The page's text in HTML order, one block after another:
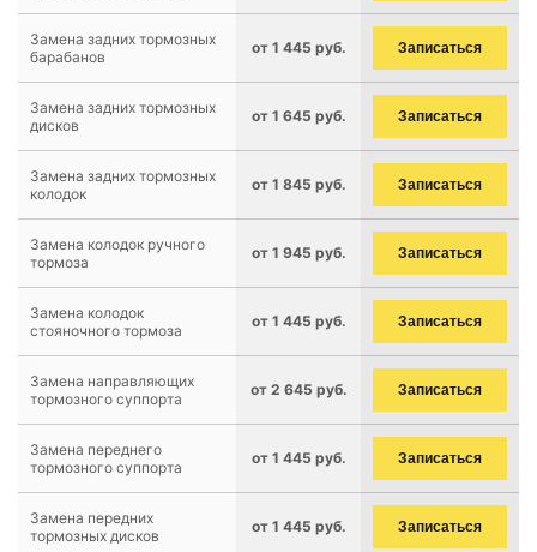
Замена задних тормозных
барабанов
от 1 445 руб. Записаться
Замена задних тормозных
дисков
от 1 645 руб. Записаться
Замена задних тормозных
колодок
от 1 845 руб. Записаться
Замена колодок ручного
тормоза
от 1 945 руб. Записаться
Замена колодок
стояночного тормоза
от 1 445 руб. Записаться
Замена направляющих
тормозного суппорта
от 2 645 руб. Записаться
Замена переднего
тормозного суппорта
от 1 445 руб. Записаться
Замена передних
тормозных дисков
от 1 445 руб. Записаться